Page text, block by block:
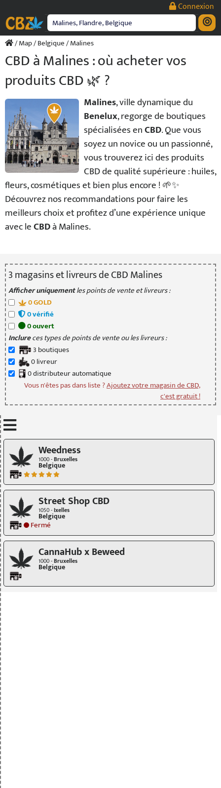
contenu
Connexion
/Map/Belgique/ Malines
CBD à Malines : où acheter vos
produits CBD 🌿 ?
Malines, ville dynamique du
Benelux, regorge de boutiques
spécialisées enCBD. Que vous
soyez un novice ou un passionné,
vous trouverez ici des produits
CBD de qualité supérieure : huiles,
fleurs, cosmétiques et bien plus encore ! 🌱✨
Découvrez nos recommandations pour faire les
meilleurs choix et profitez d’une expérience unique
avec leCBDà Malines.
3magasinset livreursde CBD Malines
Afficher uniquementles points de vente et livreurs :
0GOLD
0vérifié
0ouvert
Inclureces types de points de vente ou les livreurs :
3 boutiques
0livreur
0distributeurautomatique
Vous n'êtes pas dans liste ?Ajoutez votre magasin de CBD,
c'est gratuit !
Weedness
1000 -Bruxelles
Belgique
Street Shop CBD
1050 -Ixelles
Belgique
Fermé
CannaHub x Beweed
1000 -Bruxelles
Belgique